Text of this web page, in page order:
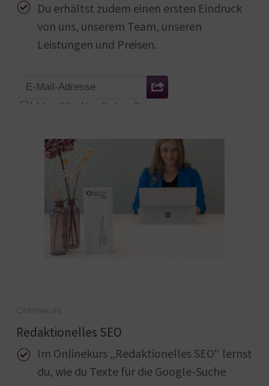
Du erhältst zudem einen ersten Eindruck
von uns, unserem Team, unseren
Leistungen und Preisen.
Onlinekurs
Redaktionelles SEO
Im Onlinekurs „Redaktionelles SEO“ lernst
du, wie du Texte für die Google-Suche